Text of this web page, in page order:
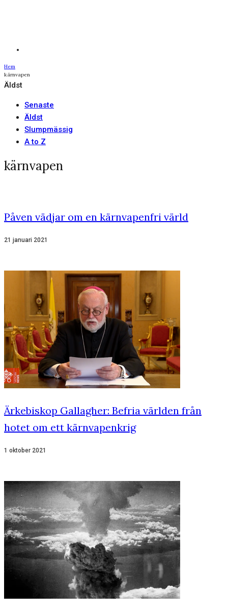
Hem
kärnvapen
Äldst
Senaste
Äldst
Slumpmässig
A to Z
kärnvapen
Påven vädjar om en kärnvapenfri värld
21 januari 2021
Ärkebiskop Gallagher: Befria världen från
hotet om ett kärnvapenkrig
1 oktober 2021